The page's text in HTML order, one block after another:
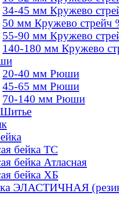
34-45 мм Кружево
50 мм Кружево стрейч
55-90 мм Кружево
140-180 мм Кружево
20-40 мм Рюши
45-65 мм Рюши
70-140 мм Рюши
бейка ТС
бейка Атласная
бейка ХБ
ЭЛАСТИЧНАЯ